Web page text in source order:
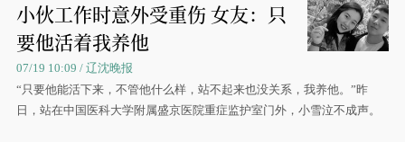
小伙工作时意外受重伤 女友：只
要他活着我养他
07/19 10:09 / 辽沈晚报
“只要他能活下来，不管他什么样，站不起来也没关系，我养他。”昨
日，站在中国医科大学附属盛京医院重症监护室门外，小雪泣不成声。